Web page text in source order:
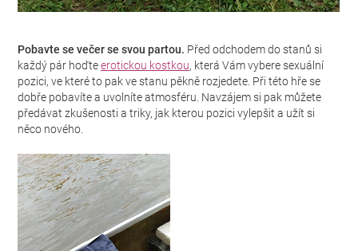
Pobavte se večer se svou partou. Před odchodem do stanů si
každý pár hoďteerotickou kostkou, která Vám vybere sexuální
pozici, ve které to pak ve stanu pěkně rozjedete. Při této hře se
dobře pobavíte a uvolníte atmosféru. Navzájem si pak můžete
předávat zkušenosti a triky, jak kterou pozici vylepšit a užít si
něco nového.